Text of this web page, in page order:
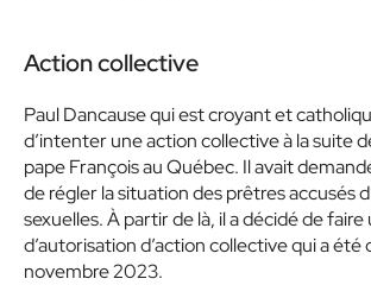
Action collective
Paul Dancause qui est croyant et
d’intenter une action collective à la suite
pape François au Québec. Il avait
de régler la situation des prêtres accusés
sexuelles. À partir de là, il a décidé de
d’autorisation d’action collective qui a été
novembre 2023.